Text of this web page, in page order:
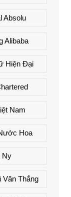
Absolu
Alibaba
Hiện Đại
Nam
Hoa
Ny
Văn Thắng